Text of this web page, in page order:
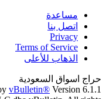
مساعدة
اتصل بنا
Privacy
Terms of Service
الذهاب للأعلى
حراج اسواق السعودية
vBulletin® Version 6.1.1